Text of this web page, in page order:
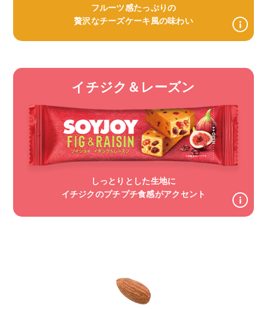
フルーツ感たっぷりの
贅沢なチーズケーキ風の味わい
イチジク＆レーズン
しっとりとした生地に
イチジクのプチプチ食感がアクセント